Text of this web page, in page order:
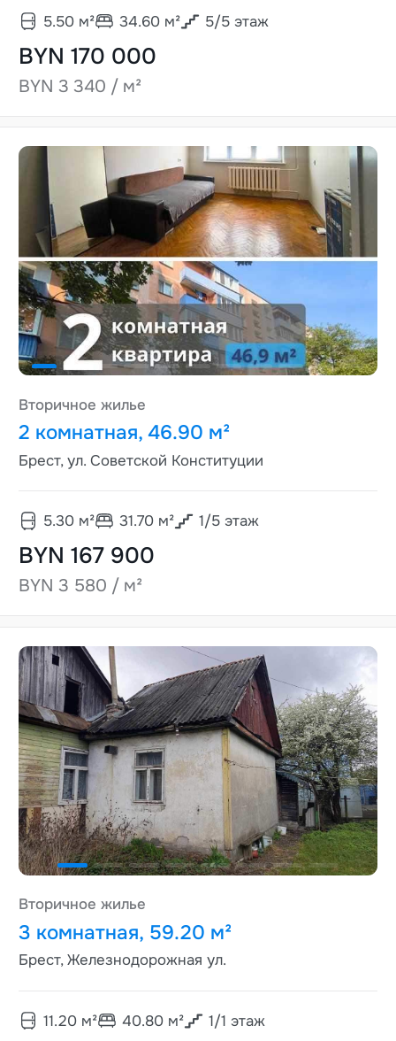
5.50м² 34.60м² 5/5этаж
BYN 170 000
BYN 3 340 / м²
Вторичное жилье
2 комнатная, 46.90 м²
Брест, ул. Советской Конституции
5.30м² 31.70м² 1/5этаж
BYN 167 900
BYN 3 580 / м²
Вторичное жилье
3 комнатная, 59.20 м²
Брест, Железнодорожная ул.
11.20м² 40.80м² 1/1 этаж